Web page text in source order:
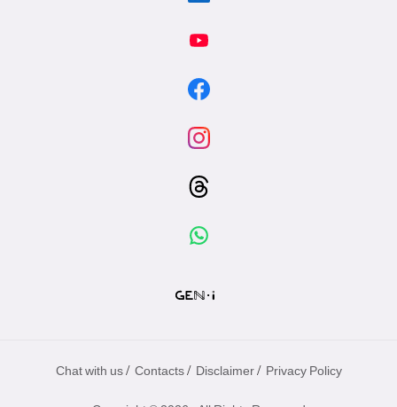
Chat with us / Contacts / Disclaimer / Privacy Policy